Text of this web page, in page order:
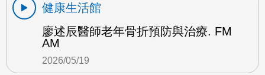
健康生活館
廖述辰醫師老年骨折預防與治療. FM
AM
2026/05/19